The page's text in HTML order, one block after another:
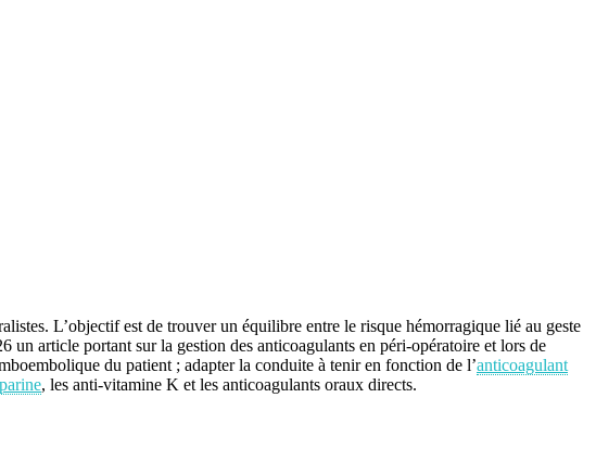
L’objectif est de trouver un équilibre entre le risque hémorragique lié au geste
article portant sur la gestion des anticoagulants en péri-opératoire et lors de
du patient ; adapter la conduite à tenir en fonction de l’anticoagulant
, les anti-vitamine K et les anticoagulants oraux directs.